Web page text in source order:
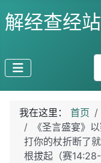
解经查经站
我在这里： 首页
《圣言盛宴》
打你的杖折断了
根拔起（赛14:28-